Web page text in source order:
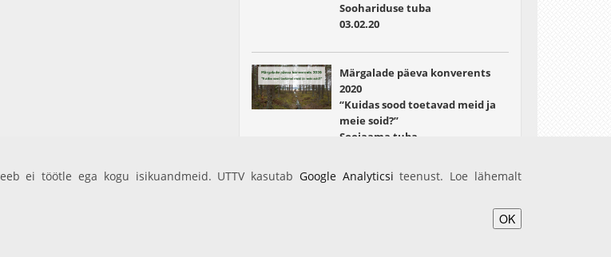
Soohariduse tuba
03.02.20
Märgalade päeva konverents
2020
“Kuidas sood toetavad meid ja
meie soid?”
Soojaama tuba.
ei töötle ega kogu isikuandmeid. UTTV kasutab Google Analyticsi teenust. Loe lähemalt
OK